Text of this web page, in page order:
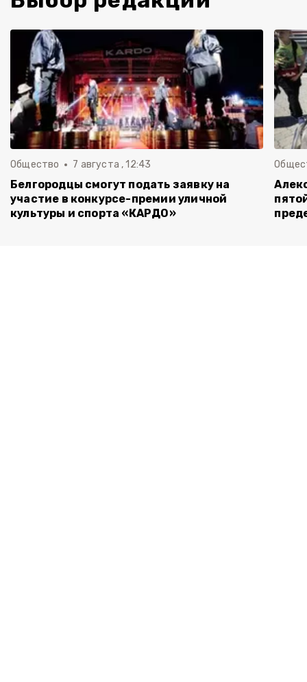
Общество 7 августа , 12:43
Белгородцы смогут подать заявку на
участие в конкурсе-премии уличной
культуры и спорта «КАРДО»